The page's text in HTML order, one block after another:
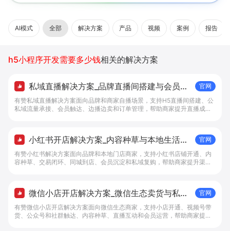
AI模式 全部 解决方案 产品 视频 案例 报告
h5小程序开发需要多少钱相关的解决方案
私域直播解决方案_品牌直播间搭建与会员成
交工具 - 做生意, 找有赞
官网
有赞私域直播解决方案面向品牌和商家自播场景，支持H5直播间搭建、公
私域流量承接、会员触达、边播边卖和订单管理，帮助商家提升直播成交
小红书开店解决方案_内容种草与本地生活转
化工具 - 做生意, 找有赞
官网
有赞小红书解决方案面向品牌和本地门店商家，支持小红书店铺开通、内
容种草、交易闭环、同城到店、会员沉淀和私域复购，帮助商家提升渠道
微信小店开店解决方案_微信生态卖货与私域
经营 - 做生意, 找有赞
官网
有赞微信小店开店解决方案面向微信生态商家，支持小店开通、视频号带
货、公众号和社群触达、内容种草、直播互动和会员运营，帮助商家提升